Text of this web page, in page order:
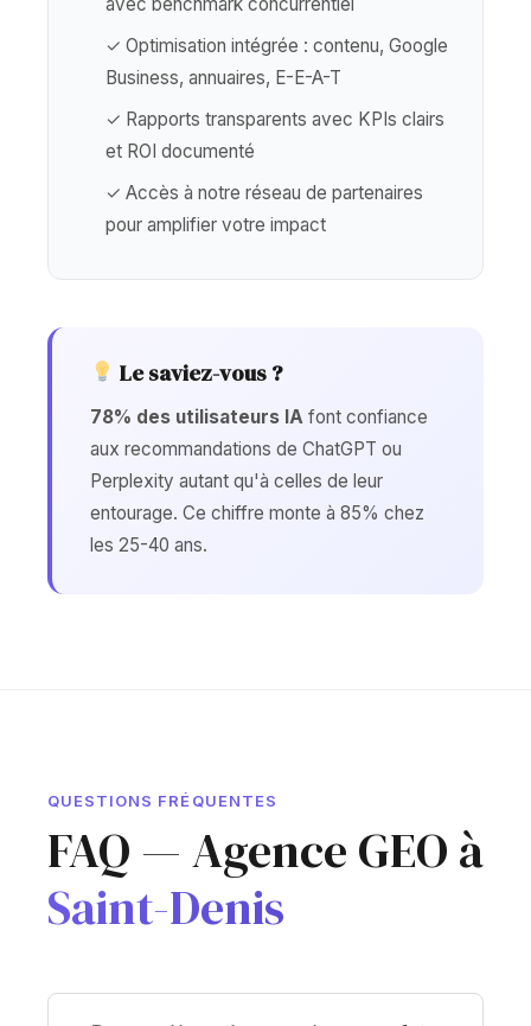
✓ Optimisation intégrée : contenu, Google
Business, annuaires, E-E-A-T
✓ Rapports transparents avec KPIs clairs
et ROI documenté
✓ Accès à notre réseau de partenaires
pour amplifier votre impact
Le saviez-vous ?
78% des utilisateurs IA font confiance
aux recommandations de ChatGPT ou
Perplexity autant qu'à celles de leur
entourage. Ce chiffre monte à 85% chez
les 25-40 ans.
QUESTIONS FRÉQUENTES
FAQ — Agence GEO à
Saint-Denis